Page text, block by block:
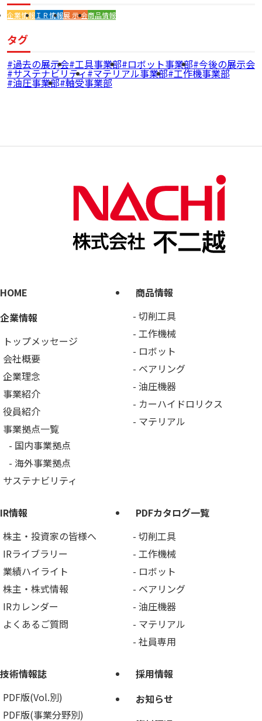
企業情報ＩＲ情報展 示 会商品情報
タグ
過去の展示会 工具事業部 ロボット事業部 今後の展示会
サステナビリティ マテリアル事業部 工作機事業部
油圧事業部 軸受事業部
HOME
企業情報
トップメッセージ
会社概要
企業理念
事業紹介
役員紹介
事業拠点一覧
国内事業拠点
海外事業拠点
サステナビリティ
商品情報
切削工具
工作機械
ロボット
ベアリング
油圧機器
カーハイドロリクス
マテリアル
IR情報
株主・投資家の皆様へ
IRライブラリー
業績ハイライト
株主・株式情報
IRカレンダー
よくあるご質問
PDFカタログ一覧
切削工具
工作機械
ロボット
ベアリング
油圧機器
マテリアル
社員専用
技術情報誌
PDF版(Vol.別)
PDF版(事業分野別)
採用情報
お知らせ